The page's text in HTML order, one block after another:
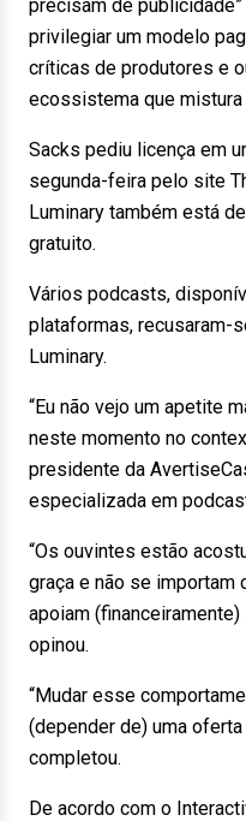
precisam de
privilegiar um modelo
críticas de produtores e
ecossistema que
Sacks pediu licença em
segunda-feira pelo site
Luminary também está
gratuito.
Vários podcasts,
plataformas, recusaram-
Luminary.
“Eu não vejo um apetite
neste momento no
presidente da
especializada em
“Os ouvintes estão
graça e não se importam
apoiam
opinou.
“Mudar esse
(depender de) uma
completou.
De acordo com o